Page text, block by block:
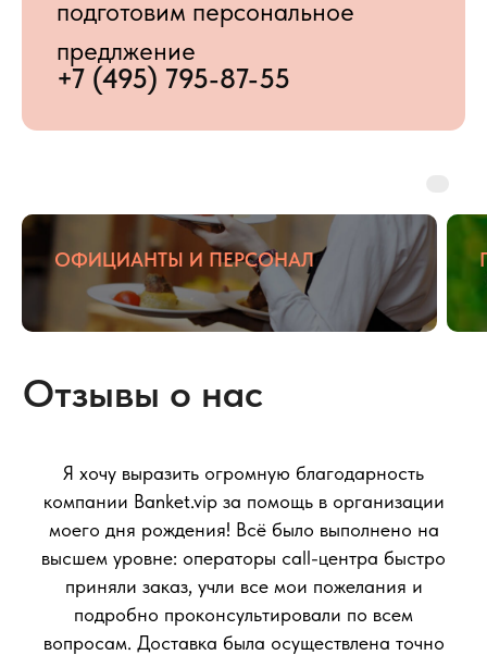
ОФИЦИАНТЫ И ПЕРСОНАЛ
Я хочу выразить огромную благодарность
компании Banket.vip за помощь в организации
моего дня рождения! Всё было выполнено на
высшем уровне: операторы call-центра быстро
приняли заказ, учли все мои пожелания и
подробно проконсультировали по всем
вопросам. Доставка была осуществлена точно